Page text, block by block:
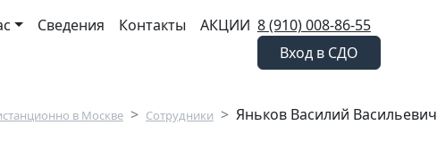
Сведения Контакты АКЦИИ 8 (910) 008-86-55
Вход в СДО
в Москве Сотрудники Яньков Василий Васильевич